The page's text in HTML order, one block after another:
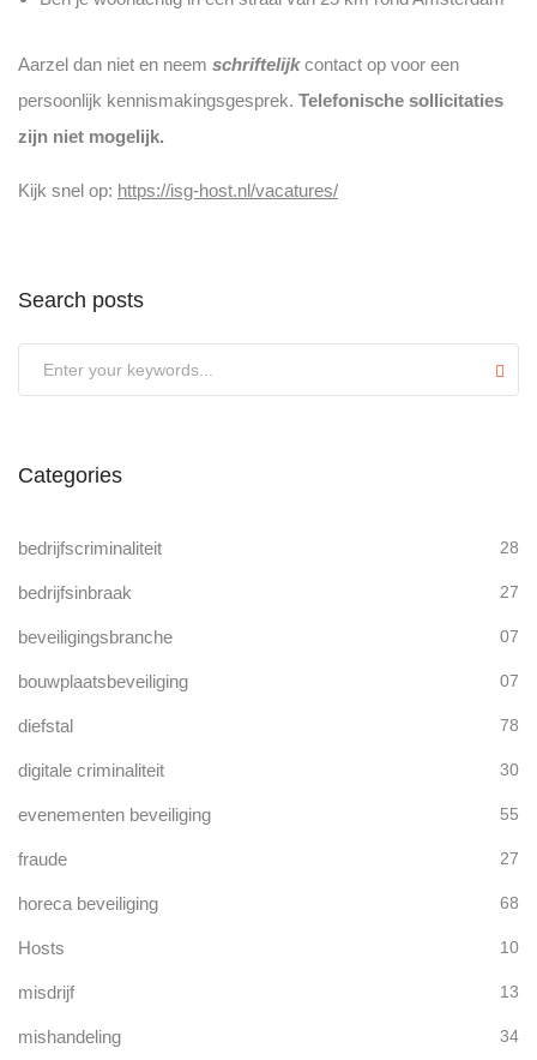
Aarzel dan niet en neem schriftelijkcontact op voor een
persoonlijk kennismakingsgesprek. Telefonische sollicitaties
zijn niet mogelijk.
Kijk snel op: https://isg-host.nl/vacatures/
Search posts
Categories
bedrijfscriminaliteit 28
bedrijfsinbraak 27
beveiligingsbranche 07
bouwplaatsbeveiliging 07
diefstal 78
digitale criminaliteit 30
evenementen beveiliging 55
fraude 27
horeca beveiliging 68
Hosts 10
misdrijf 13
mishandeling 34